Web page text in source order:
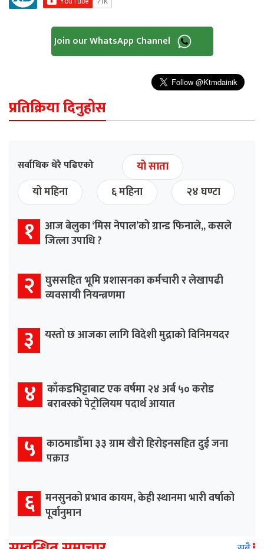
Join our WhatsApp Channel
प्रतिक्रिया दिनुहोस
सर्वाधिक धेरै पढिएको
यो साता
यो महिना
६ महिना २४ घण्टा
१ आज बेलुका ‘मिस नेपाल’को ग्रान्ड फिनाले,, कसले
जित्ला उपाधि ?
२ घुससहित भूमि प्रशासनका कर्मचारी र लेखापढी
व्यवसायी नियन्त्रणमा
३ यस्तो छ आजका लागि विदेशी मुद्राको विनिमयदर
४ काँकडभिट्टाबाट एक वर्षमा २४ अर्ब ५० करोड
बराबरको पेट्रोलियम पदार्थ आयात
५ काठमाडौँमा ३३ ग्राम खैरो हिरोइनसहित दुई जना
पक्राउ
६ मनसुनको प्रभाव कायम, केही स्थानमा भारी वर्षाको
पूर्वानुमान